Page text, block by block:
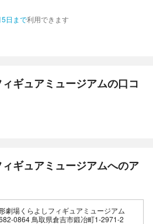
日まで利用できます
ギュアミュージアムの口コ
ギュアミュージアムへのア
劇場くらよしフィギュアミュージアム
0864 鳥取県倉吉市鍛冶町1-2971-2